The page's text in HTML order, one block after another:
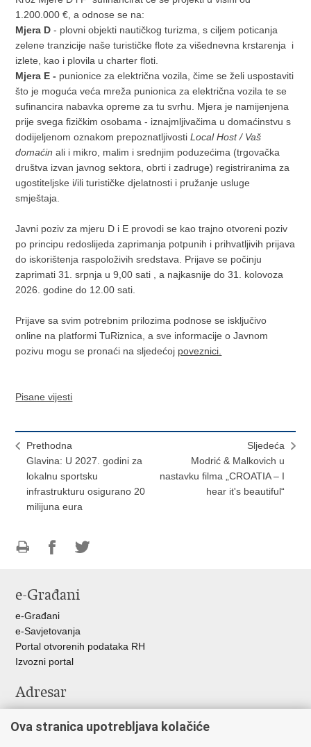
1.200.000 €, a odnose se na:
Mjera D- plovni objekti nautičkog turizma, s ciljem poticanja
zelene tranzicije naše turističke flote za višednevna krstarenja i
izlete, kao i plovila u charter floti.
Mjera E - punionice za električna vozila, čime se želi uspostaviti
što je moguća veća mreža punionica za električna vozila te se
sufinancira nabavka opreme za tu svrhu. Mjera je namijenjena
prije svega fizičkim osobama - iznajmljivačima u domaćinstvu s
dodijeljenom oznakom prepoznatljivostiLocal Host / Vaš
domaćin ali i mikro, malim i srednjim poduzećima (trgovačka
društva izvan javnog sektora, obrti i zadruge) registriranima za
ugostiteljske i/ili turističke djelatnosti i pružanje usluge
smještaja.
Javni poziv za mjeru D i E provodi se kao trajno otvoreni poziv
po principu redoslijeda zaprimanja potpunih i prihvatljivih prijava
do iskorištenja raspoloživih sredstava. Prijave se počinju
zaprimati 31. srpnja u 9,00 sati , a najkasnije do 31. kolovoza
2026. godine do 12.00 sati.
Prijave sa svim potrebnim prilozima podnose se isključivo
online na platformi TuRiznica, a sve informacije o Javnom
pozivu mogu se pronaći na sljedećoj poveznici.
Pisane vijesti
Prethodna
Glavina: U 2027. godini za
lokalnu sportsku
infrastrukturu osigurano 20
milijuna eura
Sljedeća
Modrić & Malkovich u
nastavku filma „CROATIA – I
hear it's beautiful“
FacebookuTwitteru
e-Građani
e-Građani
e-Savjetovanja
Portal otvorenih podataka RH
Izvozni portal
Adresar
Adresar tijela javne vlasti
Ova stranica upotrebljava kolačiće